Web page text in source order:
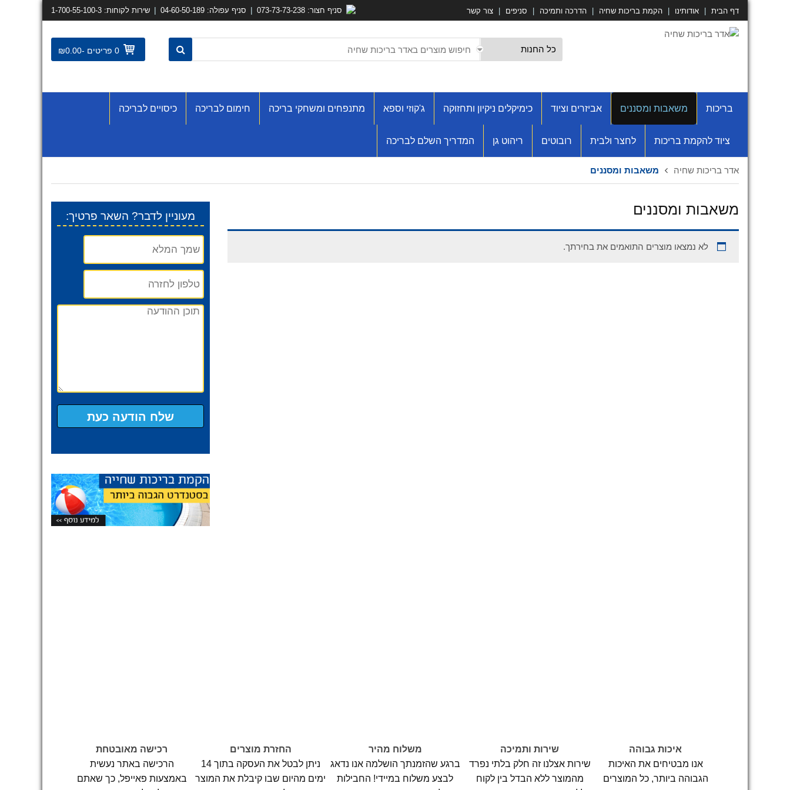
דף הבית אודותינו הקמת בריכות שחיה הדרכה ותמיכה סניפים צור קשר סניף חצור: 073-73-73-238 | סניף עפולה: 04-60-50-189 | שירות לקוחות: 1-700-55-100-3
0 פריטים - ₪0.00
בריכות משאבות ומסננים אביזרים וציוד כימיקלים ניקיון ותחזוקה ג'קוזי וספא מתנפחים ומשחקי בריכה חימום לבריכה כיסויים לבריכה
ציוד להקמת בריכות לחצר ולבית רובוטים ריהוט גן המדריך השלם לבריכה
אדר בריכות שחיה משאבות ומסננים
משאבות ומסננים
לא נמצאו מוצרים התואמים את בחירתך.
:מעוניין לדבר? השאר פרטיך
איכות גבוהה
אנו מבטיחים את האיכות
הגבוהה ביותר, כל המוצרים
שירות ותמיכה
שירות אצלנו זה חלק בלתי נפרד
מהמוצר ללא הבדל בין לקוח
משלוח מהיר
ברגע שהזמנתך הושלמה אנו נדאג
לבצע משלוח במיידי! החבילות
החזרת מוצרים
ניתן לבטל את העסקה בתוך 14
ימים מהיום שבו קיבלת את המוצר
רכישה מאובטחת
הרכישה באתר נעשית
באמצעות פאייפל, כך שאתם